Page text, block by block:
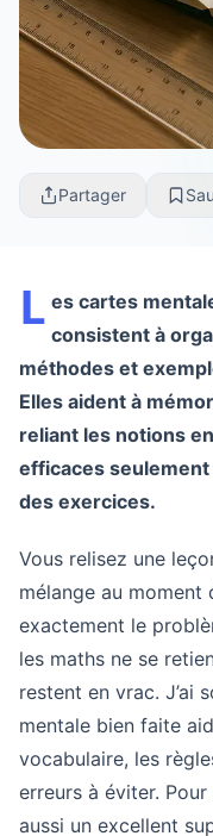
Partager
L es cartes
consistent à
méthodes et
Elles aident à
reliant les notions
efficaces
des exercices.
Vous relisez une
mélange au moment
exactement le
les maths ne se
restent en vrac. J’ai
mentale bien faite
vocabulaire, les
erreurs à éviter. Pour
aussi un excellent